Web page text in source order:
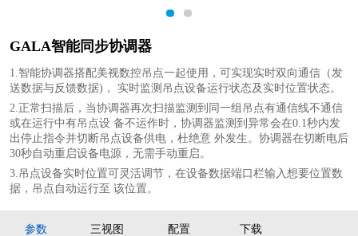
1 2
GALA智能同步协调器
1.智能协调器搭配美视数控吊点一起使用，可实现实时双向通信（发
送数据与反馈数据)， 实时监测吊点设备运行状态及实时位置状态。
2.正常扫描后，当协调器再次扫描监测到同一组吊点有通信线不通信
或在运行中有吊点设 备不运作时，协调器监测到异常会在0.1秒内发
出停止指令并切断吊点设备供电，杜绝意 外发生。协调器在切断电后
30秒自动重启设备电源，无需手动重启。
3.吊点设备实时位置可灵活调节，在设备数据端口栏输入想要位置数
据，吊点自动运行至 该位置。
参数 三视图 配置 下载